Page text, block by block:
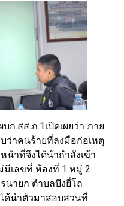
.สส.ภ.1เปิดเผยว่า ภาย
ว่าคนร้ายที่ลงมือก่อเหตุ
าที่จึงได้นำกำลังเข้า
มีเลขที่ ห้องที่ 1 หมู่ 2
นายก ตำบลบึงยี่โถ
ด้นำตัวมาสอบสวนที่